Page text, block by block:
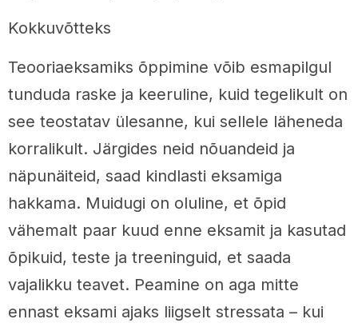
Kokkuvõtteks
Teooriaeksamiks õppimine võib esmapilgul
tunduda raske ja keeruline, kuid tegelikult on
see teostatav ülesanne, kui sellele läheneda
korralikult. Järgides neid nõuandeid ja
näpunäiteid, saad kindlasti eksamiga
hakkama. Muidugi on oluline, et õpid
vähemalt paar kuud enne eksamit ja kasutad
õpikuid, teste ja treeninguid, et saada
vajalikku teavet. Peamine on aga mitte
ennast eksami ajaks liigselt stressata – kui